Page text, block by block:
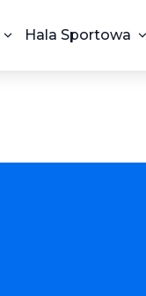
Hala Sportowa